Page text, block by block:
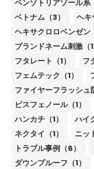
ベンゾトリアゾール系
ベトナム（3）
ヘキ
ヘキサクロロベンゼン
ブランドネーム刺激（1
フタレート（1）
フ
フェムテック（1）
ファイヤーフラッシュ
ビスフェノール（1）
ハンカチ（1）
ハイ
ネクタイ（1）
ニッ
トラブル事例（6）
ダウンプルーフ（1）